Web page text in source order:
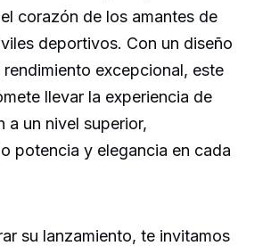
corazón de los amantes de
deportivos. Con un diseño
rendimiento excepcional, este
llevar la experiencia de
a un nivel superior,
potencia y elegancia en cada
su lanzamiento, te invitamos